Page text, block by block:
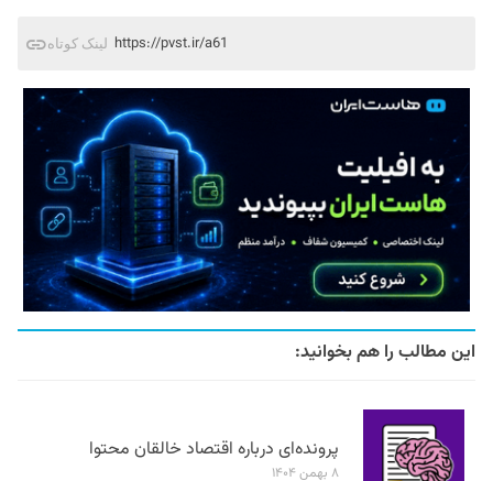
لینک کوتاه https://pvst.ir/a61
این مطالب را هم بخوانید:
پرونده‌ای درباره اقتصاد خالقان محتوا
۸ بهمن ۱۴۰۴